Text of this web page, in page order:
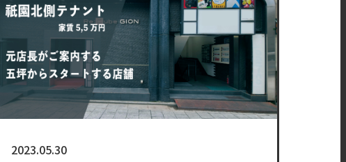
2023.05.30